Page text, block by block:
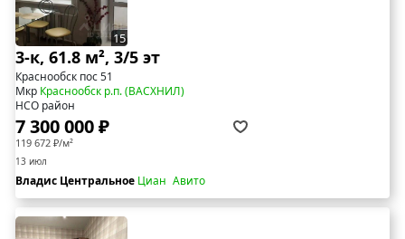
15
3-к, 61.8 м², 3/5 эт
Краснообск пос 51
Мкр Краснообск р.п. (ВАСХНИЛ)
НСО район
7 300 000 ₽
119 672 ₽/м²
13 июл
Владис Центральное Циан Авито